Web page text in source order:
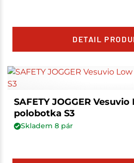
DETAIL
SAFETY JOGGER
polobotka S3
Skladem 8pár